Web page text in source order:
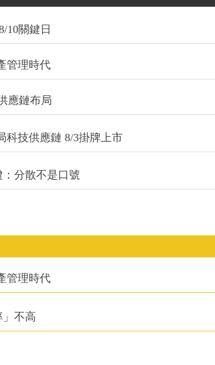
10關鍵日
管理時代
應鏈布局
科技供應鏈 8/3掛牌上市
分散不是口號
管理時代
不高